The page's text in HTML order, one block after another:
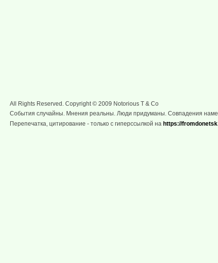
All Rights Reserved. Copyright © 2009 Notorious T & Co
События случайны. Мнения реальны. Люди придуманы. Совпадения
Перепечатка, цитирование - только с гиперссылкой на https://